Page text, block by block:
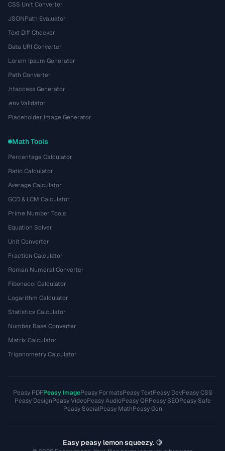
CSS Unit Converter
JSONPath Evaluator
Text Diff Checker
Data URI Converter
Lorem Ipsum Generator
Path Converter
.htaccess Generator
.env Validator
Placeholder Image Generator
Math Tools
Percentage Calculator
Ratio Calculator
Average Calculator
GCD & LCM Calculator
Prime Number Tools
Equation Solver
Unit Converter
Fraction Calculator
Roman Numeral Converter
Fibonacci Calculator
Logarithm Calculator
Statistics Calculator
Number Base Converter
Matrix Calculator
Trigonometry Calculator
Peasy PDFPeasy ImagePeasy FormatsPeasy TextPeasy DevPeasy CSS
Peasy DesignPeasy VideoPeasy AudioPeasy QRPeasy SEOPeasy Safe
Peasy SocialPeasy MathPeasy Gen
Easy peasy lemon squeezy. 🍋